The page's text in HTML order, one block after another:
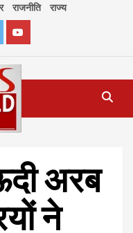
राजनीति राज्य
Youtube
अरब
ने